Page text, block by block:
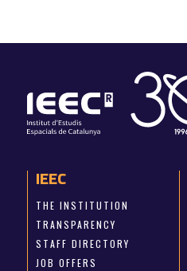
IEEC
THE INSTITUTION
TRANSPARENCY
STAFF DIRECTORY
JOB OFFERS